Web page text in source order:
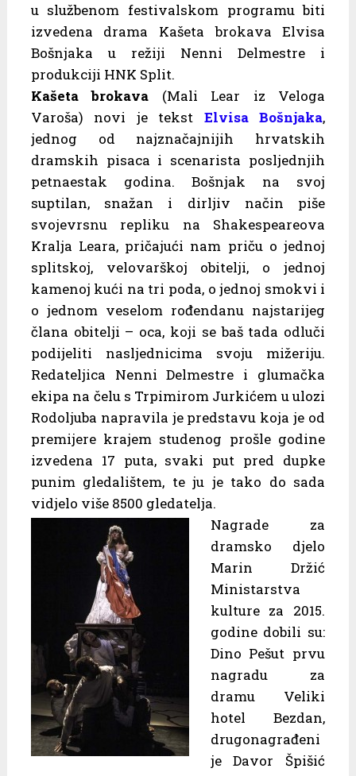
u službenom festivalskom programu biti
izvedena drama Kašeta brokava Elvisa
Bošnjaka u režiji Nenni Delmestre i
produkciji HNK Split.
Kašeta brokava (Mali Lear iz Veloga
Varoša) novi je tekst Elvisa Bošnjaka,
jednog od najznačajnijih hrvatskih
dramskih pisaca i scenarista posljednjih
petnaestak godina. Bošnjak na svoj
suptilan, snažan i dirljiv način piše
svojevrsnu repliku na Shakespeareova
Kralja Leara, pričajući nam priču o jednoj
splitskoj, velovarškoj obitelji, o jednoj
kamenoj kući na tri poda, o jednoj smokvi i
o jednom veselom rođendanu najstarijeg
člana obitelji – oca, koji se baš tada odluči
podijeliti nasljednicima svoju mižeriju.
Redateljica Nenni Delmestre i glumačka
ekipa na čelu s Trpimirom Jurkićem u ulozi
Rodoljuba napravila je predstavu koja je od
premijere krajem studenog prošle godine
izvedena 17 puta, svaki put pred dupke
punim gledalištem, te ju je tako do sada
vidjelo više 8500 gledatelja.
Nagrade za
dramsko djelo
Marin Držić
Ministarstva
kulture za 2015.
godine dobili su:
Dino Pešut prvu
nagradu za
dramu Veliki
hotel Bezdan,
drugonagrađeni
je Davor Špišić